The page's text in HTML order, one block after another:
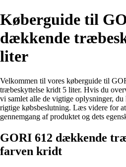
Køberguide til
dækkende
liter
Velkommen til vores køberguide til
træbeskyttelse kridt 5 liter. Hvis du
vi samlet alle de vigtige oplysninger,
rigtige købsbeslutning. Læs videre for
gennemgang af produktet og dets
GORI 612 dækkende
farven kridt